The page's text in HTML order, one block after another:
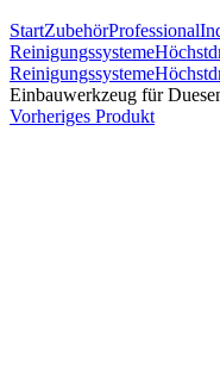
StartZubehörProfessional
Reinigungssysteme
Reinigungssysteme
Einbauwerkzeug für
Vorheriges Produkt